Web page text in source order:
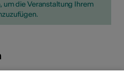
um die Veranstaltung Ihrem